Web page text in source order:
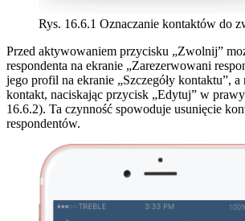
Rys. 16.6.1 Oznaczanie kontaktów do
Przed aktywowaniem przycisku „Zwolnij”
respondenta na ekranie „Zarezerwowani
jego profil na ekranie „Szczegóły kontaktu”,
kontakt, naciskając przycisk „Edytuj” w
16.6.2). Ta czynność spowoduje usunięcie
respondentów.